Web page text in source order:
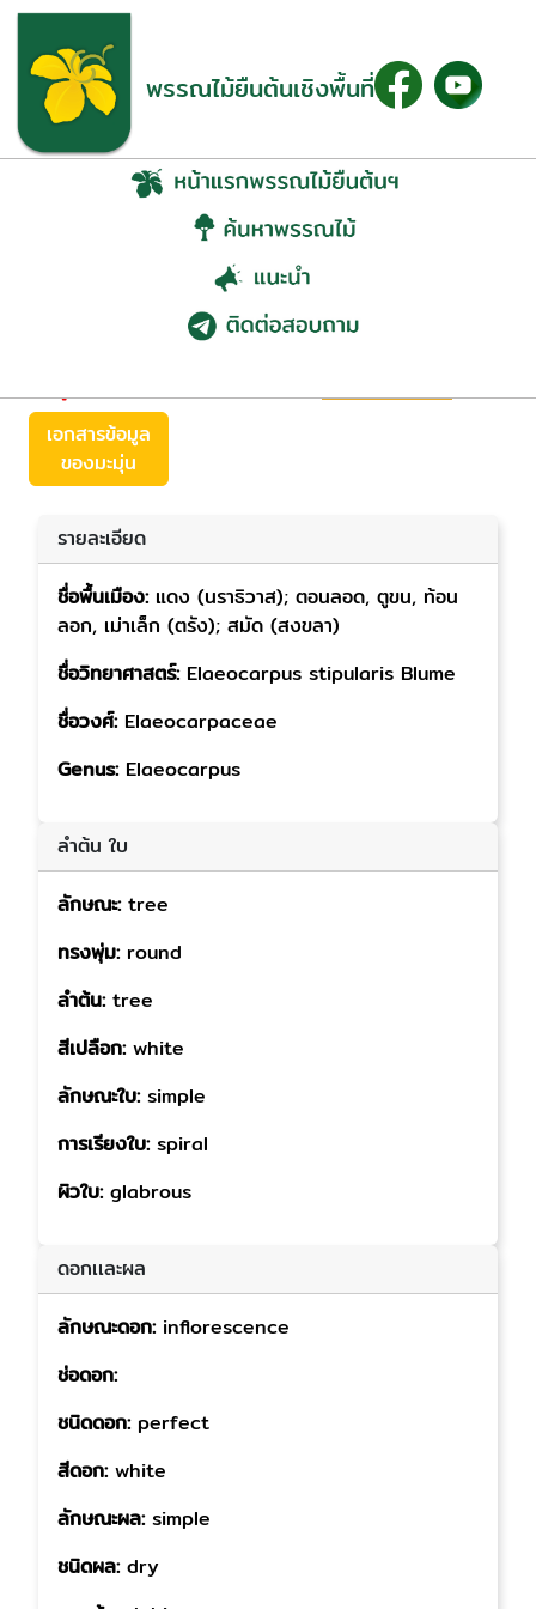
พรรณไม้ยืนต้นเชิงพื้นที่
มะมุ่น (Elaeocarpus
เอกสารข้อมูล
ของมะมุ่น
รายละเอียด
ชื่อพื้นเมือง: แดง (นราธิวาส); ตอนลอด, ตูขน, ท้อน
ลอก, เม่าเล็ก (ตรัง); สมัด (สงขลา)
ชื่อวิทยาศาสตร์: Elaeocarpus stipularis Blume
ชื่อวงศ์: Elaeocarpaceae
Genus: Elaeocarpus
ลำต้น ใบ
ลักษณะ: tree
ทรงพุ่ม: round
ลำต้น: tree
สีเปลือก: white
ลักษณะใบ: simple
การเรียงใบ: spiral
ผิวใบ: glabrous
ดอกเเละผล
ลักษณะดอก: inflorescence
ช่อดอก:
ชนิดดอก: perfect
สีดอก: white
ลักษณะผล: simple
ชนิดผล: dry